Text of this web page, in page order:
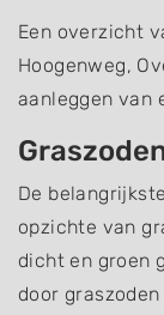
Een overzicht
Hoogenweg,
aanleggen van
De
opzichte van
dicht en groen
door